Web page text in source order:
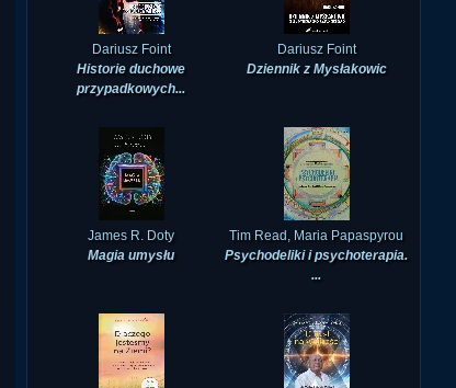
Dariusz Foint
Historie duchowe
przypadkowych...
Dariusz Foint
Dziennik z Mysłakowic
James R. Doty
Magia umysłu
Tim Read, Maria Papaspyrou
Psychodeliki i psychoterapia.
...